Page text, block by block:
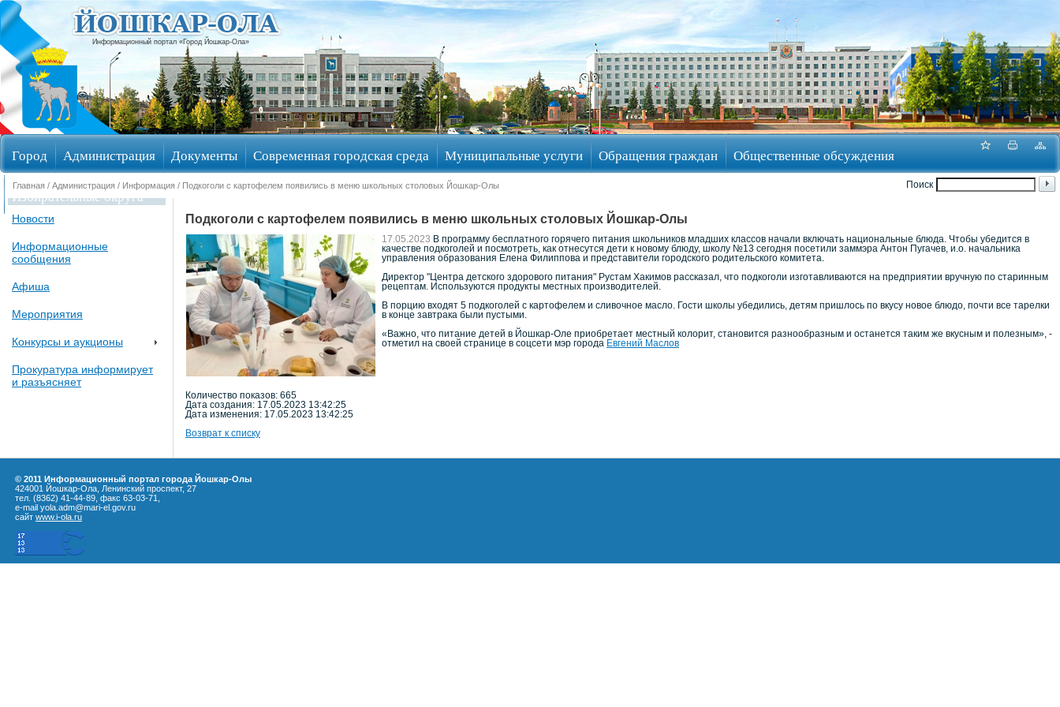
Информационный портал «Город Йошкар-Ола»
Город Администрация Документы Современная городская среда Муниципальные услуги Обращения граждан Общественные обсуждения
Избирательные округа
Поиск
Главная / Администрация / Информация / Подкоголи с картофелем появились в меню школьных столовых Йошкар-Олы
Новости
Информационные
сообщения
Афиша
Мероприятия
Конкурсы и аукционы
Прокуратура информирует
и разъясняет
Подкоголи с картофелем появились в меню школьных столовых Йошкар-Олы
17.05.2023 В программу бесплатного горячего питания школьников младших классов начали включать национальные блюда. Чтобы убедится в
качестве подкоголей и посмотреть, как отнесутся дети к новому блюду, школу №13 сегодня посетили заммэра Антон Пугачев, и.о. начальника
управления образования Елена Филиппова и представители городского родительского комитета.
Директор "Центра детского здорового питания" Рустам Хакимов рассказал, что подкоголи изготавливаются на предприятии вручную по старинным
рецептам. Используются продукты местных производителей.
В порцию входят 5 подкоголей с картофелем и сливочное масло. Гости школы убедились, детям пришлось по вкусу новое блюдо, почти все тарелки
в конце завтрака были пустыми.
«Важно, что питание детей в Йошкар-Оле приобретает местный колорит, становится разнообразным и останется таким же вкусным и полезным», -
отметил на своей странице в соцсети мэр города Евгений Маслов
Количество показов: 665
Дата создания: 17.05.2023 13:42:25
Дата изменения: 17.05.2023 13:42:25
Возврат к списку
© 2011 Информационный портал города Йошкар-Олы
424001 Йошкар-Ола, Ленинский проспект, 27
тел. (8362) 41-44-89, факс 63-03-71,
e-mail yola.adm@mari-el.gov.ru
сайт www.i-ola.ru